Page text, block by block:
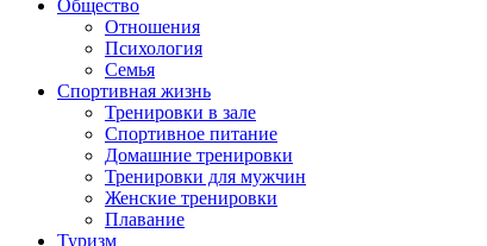
Общество
Отношения
Психология
Семья
Спортивная жизнь
Тренировки в зале
Спортивное питание
Домашние тренировки
Тренировки для мужчин
Женские тренировки
Плавание
Туризм